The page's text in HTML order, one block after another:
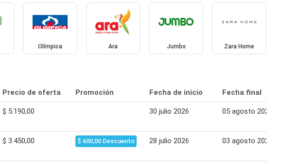
Olímpica Ara Jumbo Zara Home
Precio de oferta Promoción Fecha de inicio Fecha final
$ 5.190,00 30 julio 2026 05 agosto 2026
$ 3.450,00 $ 600,00 Descuento 28 julio 2026 03 agosto 2026